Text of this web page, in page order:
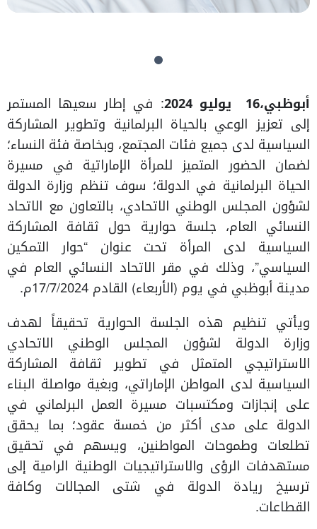
أبوظبي،16 يوليو 2024
: في إطار سعيها المستمر
إلى تعزيز الوعي بالحياة البرلمانية وتطوير المشاركة
السياسية لدى جميع فئات المجتمع، وبخاصة فئة النساء؛
لضمان الحضور المتميز للمرأة الإماراتية في مسيرة
الحياة البرلمانية في الدولة؛ سوف تنظم وزارة الدولة
لشؤون المجلس الوطني الاتحادي، بالتعاون مع الاتحاد
النسائي العام، جلسة حوارية حول ثقافة المشاركة
السياسية لدى المرأة تحت عنوان “حوار التمكين
السياسي”، وذلك في مقر الاتحاد النسائي العام في
مدينة أبوظبي في يوم (الأربعاء) القادم 17/7/2024م.
ويأتي تنظيم هذه الجلسة الحوارية تحقيقاً لهدف
وزارة الدولة لشؤون المجلس الوطني الاتحادي
الاستراتيجي المتمثل في تطوير ثقافة المشاركة
السياسية لدى المواطن الإماراتي، وبغية مواصلة البناء
على إنجازات ومكتسبات مسيرة العمل البرلماني في
الدولة على مدى أكثر من خمسة عقود؛ بما يحقق
تطلعات وطموحات المواطنين، ويسهم في تحقيق
مستهدفات الرؤى والاستراتيجيات الوطنية الرامية إلى
ترسيخ ريادة الدولة في شتى المجالات وكافة
القطاعات.